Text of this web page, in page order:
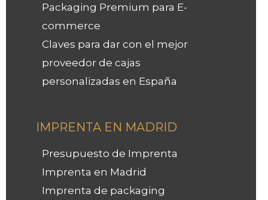
Packaging Premium para E-
commerce
Claves para dar con el mejor
proveedor de cajas
personalizadas en España
IMPRENTA EN MADRID
Presupuesto de Imprenta
Imprenta en Madrid
Imprenta de packaging